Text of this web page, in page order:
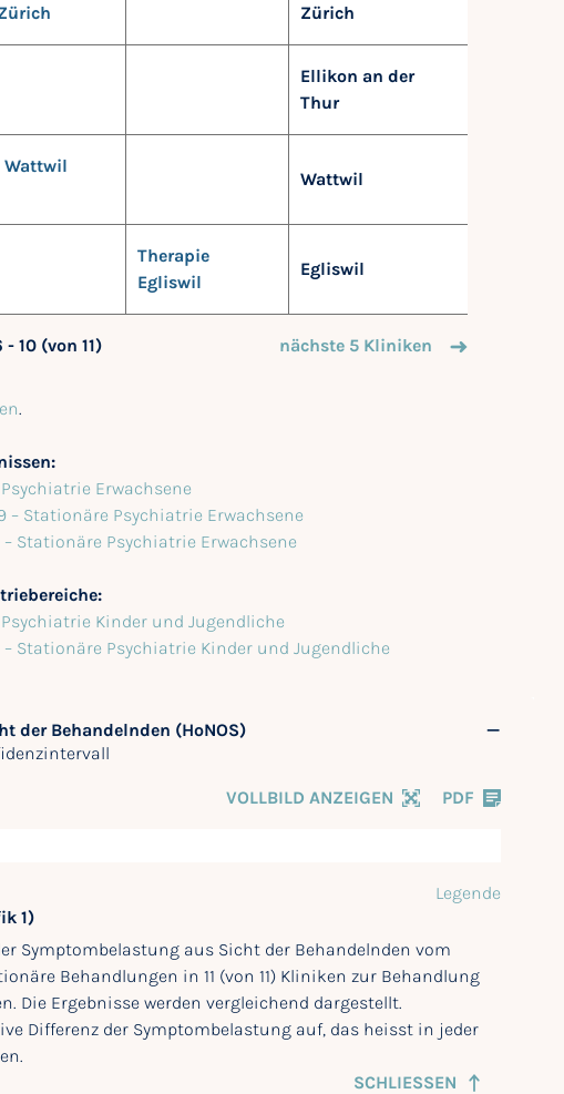
Zürich
Ellikon an der
Thur
Wattwil
Wattwil
Therapie
Egliswil
Egliswil
10 (von 11) nächste 5 Kliniken
.
Erwachsene
Stationäre Psychiatrie Erwachsene
Stationäre Psychiatrie Erwachsene
Kinder und Jugendliche
Stationäre Psychiatrie Kinder und Jugendliche
der Behandelnden (HoNOS)
VOLLBILD ANZEIGEN PDF
Legende
1)
Symptombelastung aus Sicht der Behandelnden vom
Behandlungen in 11 (von 11) Kliniken zur Behandlung
Die Ergebnisse werden vergleichend dargestellt.
Differenz der Symptombelastung auf, das heisst in jeder
SCHLIESSEN